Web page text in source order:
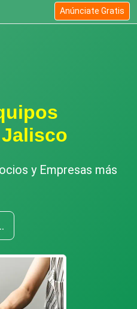
Anúnciate Gratis
y Empresas más